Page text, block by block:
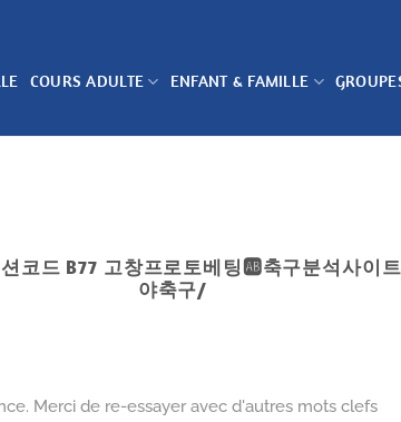
COURS ADULTE ENFANT & FAMILLE
코드 B77 고창프로토베팅🆎축구분석사이
야축구/
Merci de re-essayer avec d'autres mots clefs